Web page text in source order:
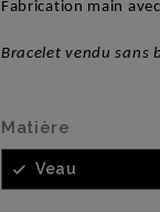
Fabrication main
Bracelet vendu sans
Matière
Veau